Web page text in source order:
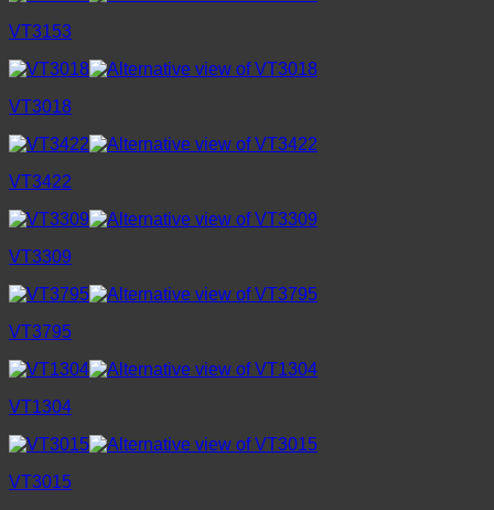
VT3153
VT3018
VT3422
VT3309
VT3795
VT1304
VT3015